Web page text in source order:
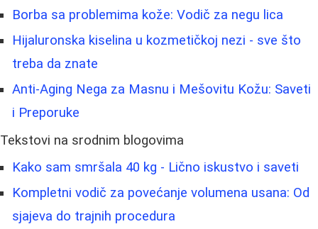
Borba sa problemima kože: Vodič za negu lica
Hijaluronska kiselina u kozmetičkoj nezi - sve što
treba da znate
Anti-Aging Nega za Masnu i Mešovitu Kožu: Saveti
i Preporuke
Tekstovi na srodnim blogovima
Kako sam smršala 40 kg - Lično iskustvo i saveti
Kompletni vodič za povećanje volumena usana: Od
sjajeva do trajnih procedura